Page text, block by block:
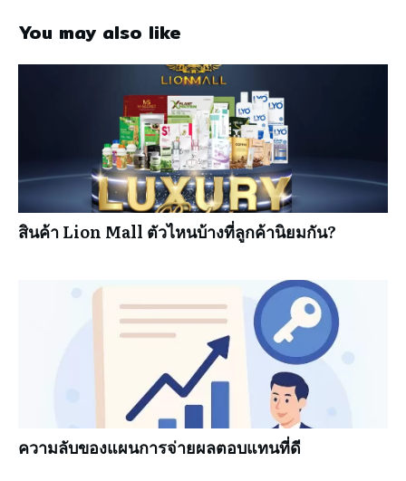
You may also like
สินค้า Lion Mall ตัวไหนบ้างที่ลูกค้านิยมกัน?
ความลับของแผนการจ่ายผลตอบแทนที่ดี